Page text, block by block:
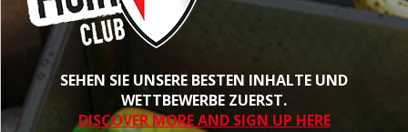
SEHEN SIE UNSERE BESTEN INHALTE UND
WETTBEWERBE ZUERST.
DISCOVER MORE AND SIGN UP HERE